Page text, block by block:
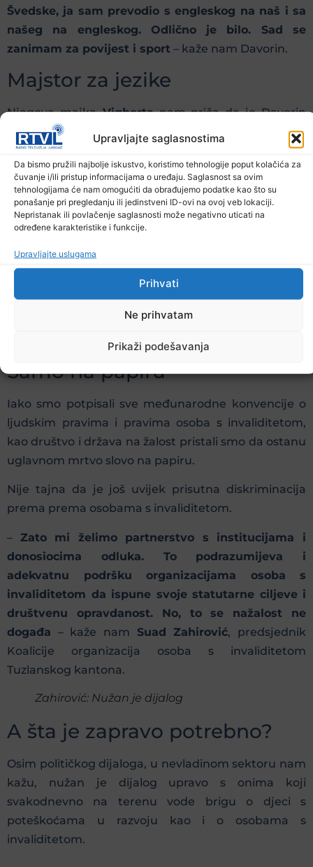
Upravljajte saglasnostima
Da bismo pružili najbolje iskustvo, koristimo tehnologije poput kolačića za
čuvanje i/ili pristup informacijama o uređaju. Saglasnost sa ovim
tehnologijama će nam omogućiti da obrađujemo podatke kao što su
ponašanje pri pregledanju ili jedinstveni ID-ovi na ovoj veb lokaciji.
Nepristanak ili povlačenje saglasnosti može negativno uticati na
određene karakteristike i funkcije.
Upravljajte uslugama
Prihvati
Ne prihvatam
Prikaži podešavanja
Švedske, ja sam prevodio s engleskog na naš i sa
našeg na engleskog. Odlično je bilo. Sad se
zanimam za povijest i sport – kaže nam Davorin.
Majstor za jezike
Njegova majkaVigbertanam priča da je Davorin
izuzetno talentiran i nadaren. Osim engleskog i
njemačkog jezika, dobro govori francuski i
španjolski. Sad uči japanski.
–Mi smo svi jednaki, nema potrebe da nas osobe
koje nemaju invaliditet gledaju drugačije. Nama
se treba dati šansa, trebamo iste mogućnosti, ista
prava. Da sam ja imao formalno obrazovanje, to bi
meni puno pomoglo, imao bi puno više šansi da
Priča poput Arminove i Davorinove ima mnogo
Samo na papiru
Iako smo potpisali sve međunarodne konvencije o
ljudskim pravima i pravima osoba s invaliditetom,
kao društvo i država na žalost pristali smo da ostanu
uglavnom mrtvo slovo na papiru.
Nije tajna da je još uvijek prisutna diskriminacija
prema prema osobama s invaliditetom.
– Zato mi želimo partnerstvo s institucijama i
donosiocima odluka. To podrazumijeva i
adekvatnu podršku organizacijama osoba s
invaliditetom da ispune svoje statutarne ciljeve i
društvenu opravdanost. No, to se nažalost ne
događa – kaže nam Suad Zahirović, predsjednik
Koalicije organizacija osoba s invaliditetom
Tuzlanskog kantona.
Zahirović: Nužan je dijalog
A šta je zapravo potrebno?
Osim političkog dijaloga, u nevladinom sektoru nam
kažu, nužan je dijalog upravo s onima koji
svakodnevno na terenu vode brigu o djeci s
poteškoćama u razvoju kao i o osobama s
invaliditetom.